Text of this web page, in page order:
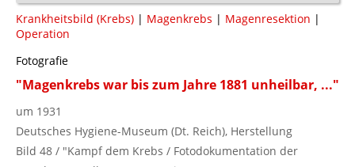
Krankheitsbild (Krebs) | Magenkrebs | Magenresektion |
Operation
Fotografie
"Magenkrebs war bis zum Jahre 1881 unheilbar, ..."
um 1931
Deutsches Hygiene-Museum (Dt. Reich), Herstellung
Bild 48 / "Kampf dem Krebs / Fotodokumentation der